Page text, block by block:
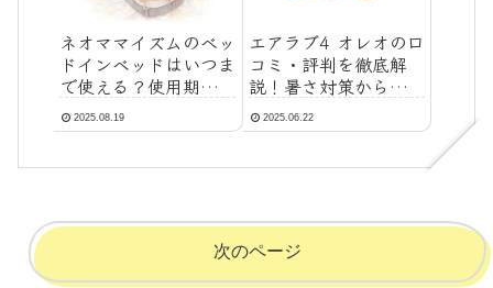
ネオママイズムのベッ
ドインベッドはいつま
で使える？使用期間と
卒業タイミングを解説
2025.08.19
エアラブ4 オレオの口
コミ・評判を徹底解
説！暑さ対策から使い
方まで
2025.06.22
次のページ